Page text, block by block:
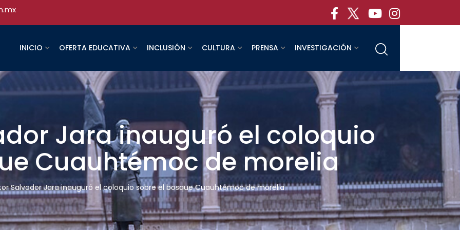
INICIO OFERTA EDUCATIVA INCLUSIÓN CULTURA PRENSA INVESTIGACIÓN
Jara inauguró el coloquio
Cuauhtémoc de morelia
Salvador Jara inauguró el coloquio sobre el bosque Cuauhtémoc de morelia